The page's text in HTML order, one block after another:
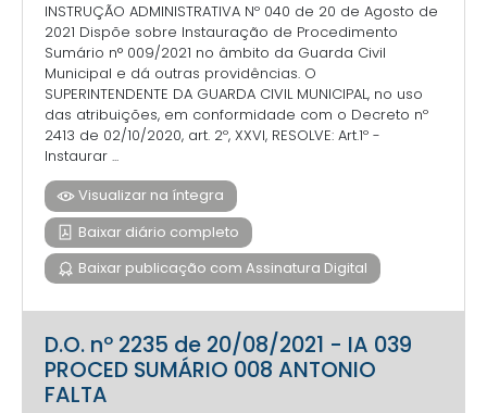
INSTRUÇÃO ADMINISTRATIVA Nº 040 de 20 de Agosto de
2021 Dispõe sobre Instauração de Procedimento
Sumário n° 009/2021 no âmbito da Guarda Civil
Municipal e dá outras providências. O
SUPERINTENDENTE DA GUARDA CIVIL MUNICIPAL, no uso
das atribuições, em conformidade com o Decreto nº
2413 de 02/10/2020, art. 2º, XXVI, RESOLVE: Art.1º -
Instaurar ...
Visualizar na íntegra
Baixar diário completo
Baixar publicação com Assinatura Digital
D.O. nº 2235 de 20/08/2021 - IA 039
PROCED SUMÁRIO 008 ANTONIO
FALTA